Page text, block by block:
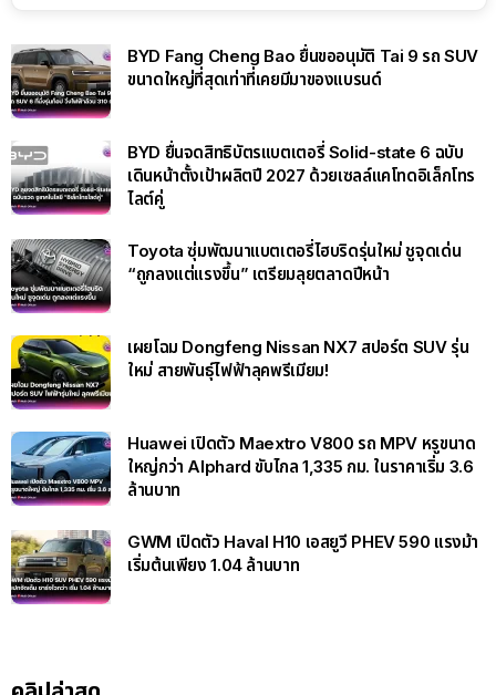
BYD Fang Cheng Bao ยื่นขออนุมัติ Tai 9 รถ SUV
ขนาดใหญ่ที่สุดเท่าที่เคยมีมาของแบรนด์
BYD ยื่นจดสิทธิบัตรแบตเตอรี่ Solid-state 6 ฉบับ
เดินหน้าตั้งเป้าผลิตปี 2027 ด้วยเซลล์แคโทดอิเล็กโทร
ไลต์คู่
Toyota ซุ่มพัฒนาแบตเตอรี่ไฮบริดรุ่นใหม่ ชูจุดเด่น
“ถูกลงแต่แรงขึ้น” เตรียมลุยตลาดปีหน้า
เผยโฉม Dongfeng Nissan NX7 สปอร์ต SUV รุ่น
ใหม่ สายพันธุ์ไฟฟ้าลุคพรีเมียม!
Huawei เปิดตัว Maextro V800 รถ MPV หรูขนาด
ใหญ่กว่า Alphard ขับไกล 1,335 กม. ในราคาเริ่ม 3.6
ล้านบาท
GWM เปิดตัว Haval H10 เอสยูวี PHEV 590 แรงม้า
เริ่มต้นเพียง 1.04 ล้านบาท